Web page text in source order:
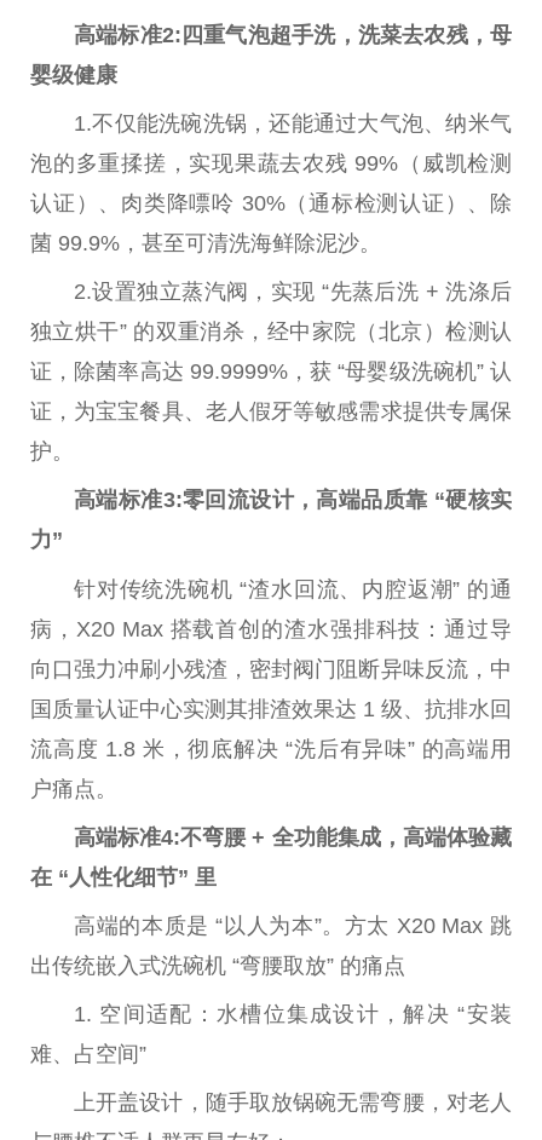
高端标准2: 四重气泡超手洗，洗菜去农残，母
婴级健康
1.不仅能洗碗洗锅，还能通过大气泡、纳米气
泡的多重揉搓，实现果蔬去农残 99%（威凯检测
认证）、肉类降嘌呤 30%（通标检测认证）、除
菌 99.9%，甚至可清洗海鲜除泥沙。
2.设置独立蒸汽阀，实现 “先蒸后洗 + 洗涤后
独立烘干” 的双重消杀，经中家院（北京）检测认
证，除菌率高达 99.9999%，获 “母婴级洗碗机” 认
证，为宝宝餐具、老人假牙等敏感需求提供专属保
护。
高端标准3:零回流设计，高端品质靠 “硬核实
力”
针对传统洗碗机 “渣水回流、内腔返潮” 的通
病，X20 Max 搭载首创的渣水强排科技：通过导
向口强力冲刷小残渣，密封阀门阻断异味反流， 中
国 质量认证中心实测其排渣效果达 1 级、抗排水回
流高度 1.8 米，彻底解决 “洗后有异味” 的高端用
户痛点。
高端标准4:不弯腰+ 全功能集成，高端体验藏
在 “人性化细节” 里
高端的本质是 “以人为本”。方太 X20 Max 跳
出传统嵌入式洗碗机 “弯腰取放” 的痛点
1. 空间适配：水槽位集成设计，解决 “安装
难、占空间”
上开盖设计，随手取放锅碗无需弯腰，对老人